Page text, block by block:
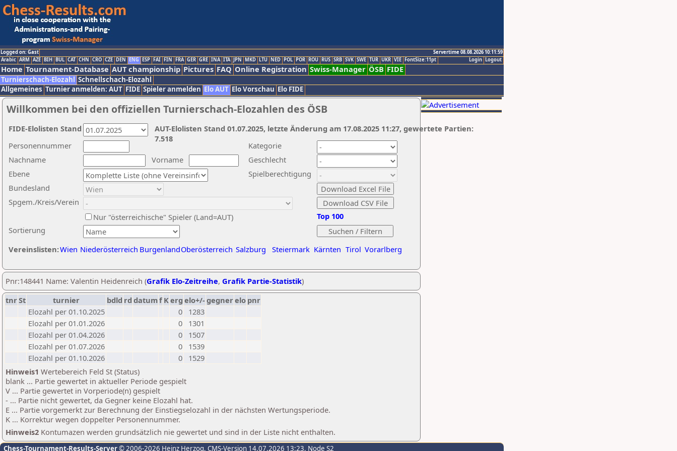
Logged on: Gast
Servertime 08.08.2026 10:11:59
Logout
Login
Arabic ARM AZE BIH BUL CAT CHN CRO CZE DEN ENG ESP FAI FIN FRA GER GRE INA ITA JPN MKD LTU NED POL POR ROU RUS SRB SVK SWE TUR UKR VIE FontSize:11pt
Home Tournament-Database AUT championship Pictures FAQ Online Registration Swiss-Manager ÖSB FIDE
Turnierschach-Elozahl Schnellschach-Elozahl
Allgemeines Turnier anmelden: AUT FIDE Spieler anmelden Elo AUT Elo Vorschau Elo FIDE
Willkommen bei den offiziellen Turnierschach-Elozahlen des ÖSB
Nachname
Vorname
Ebene
Kategorie
Sortierung
Personennummer
Bundesland
Spgem./Kreis/Verein
Geschlecht
Nur "österreichische" Spieler (Land=AUT)
Spielberechtigung
Vereinslisten:Wien Niederösterreich BurgenlandOberösterreich Salzburg Steiermark Kärnten Tirol Vorarlberg
Top 100
AUT-Elolisten Stand 01.07.2025, letzte Änderung am 17.08.2025 11:27, gewertete Partien:
7.518
FIDE-Elolisten Stand
Pnr:148441 Name: Valentin Heidenreich (Grafik Elo-Zeitreihe, Grafik Partie-Statistik)
tnrSt turnier bdld rd datumf Kerg elo+/-gegnerelo pnr
Elozahl per 01.10.2025
0
1283
Elozahl per 01.01.2026
0
1301
Elozahl per 01.04.2026
0
1507
Elozahl per 01.07.2026
0
1539
Elozahl per 01.10.2026
0
1529
Hinweis1 Wertebereich Feld St (Status)
blank ... Partie gewertet in aktueller Periode gespielt
V ... Partie gewertet in Vorperiode(n) gespielt
- ... Partie nicht gewertet, da Gegner keine Elozahl hat.
E ... Partie vorgemerkt zur Berechnung der Einstiegselozahl in der nächsten Wertungsperiode.
K ... Korrektur wegen doppelter Personennummer.
Hinweis2 Kontumazen werden grundsätzlich nie gewertet und sind in der Liste nicht enthalten.
Chess-Tournament-Results-Server© 2006-2026 Heinz Herzog, CMS-Version 14.07.2026 13:23, Node S2